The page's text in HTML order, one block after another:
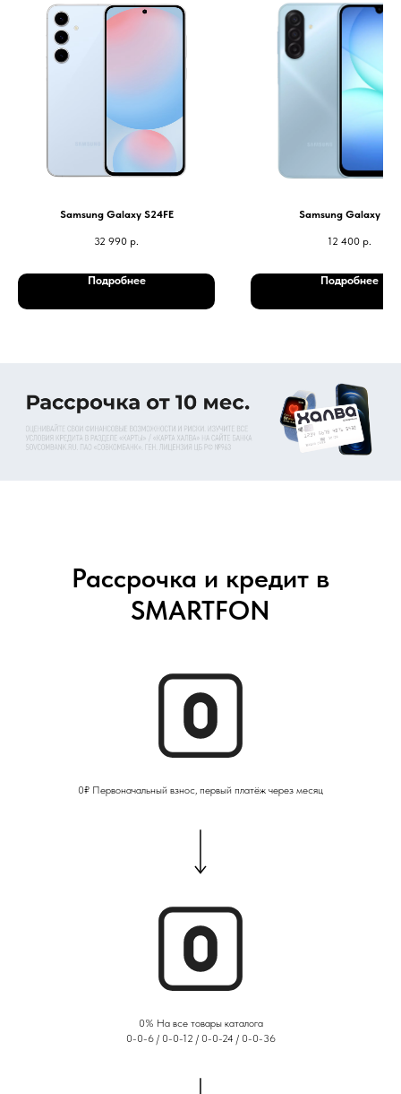
Samsung Galaxy S24FE
32 990 р.
Подробнее
Samsung Galaxy A17
12 400 р.
Подробнее
Рассрочка и кредит в
SMARTFON
0₽ Первоначальный взнос, первый платёж через месяц
0% На все товары каталога
0-0-6 / 0-0-12 / 0-0-24 / 0-0-36